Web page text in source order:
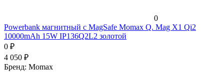
0
Powerbank магнитный с MagSafe Momax Q. Mag X1 Qi2
10000mAh 15W IP136Q2L2 золотой
0 ₽
4 050 ₽
Бренд: Momax